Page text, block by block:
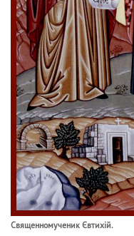
Священномученик Євтихій.